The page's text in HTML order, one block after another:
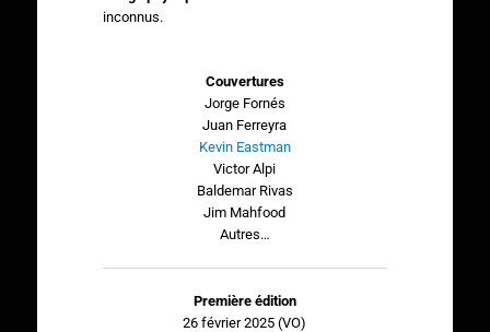
inconnus.
Couvertures
Jorge Fornés
Juan Ferreyra
Kevin Eastman
Victor Alpi
Baldemar Rivas
Jim Mahfood
Autres…
Première édition
26 février 2025 (VO)